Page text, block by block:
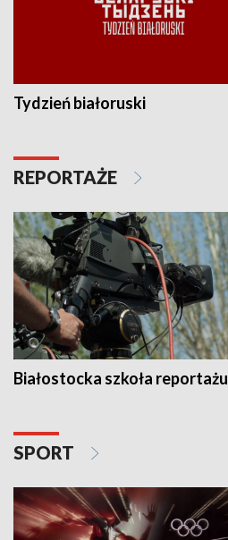
Tydzień białoruski
REPORTAŻE
Białostocka szkoła reportażu
SPORT